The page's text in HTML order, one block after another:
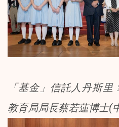
「基金」信託人丹斯
教育局局長蔡若蓮博士(